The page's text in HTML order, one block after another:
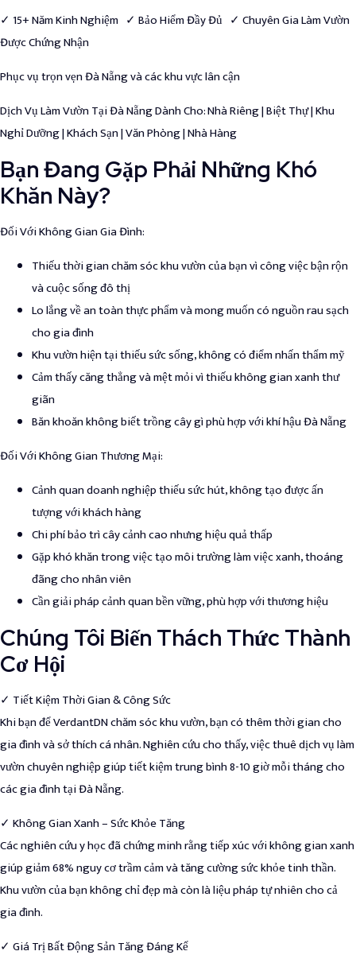
✓ 15+ Năm Kinh Nghiệm ✓ Bảo Hiểm Đầy Đủ ✓ Chuyên Gia Làm Vườn
Được Chứng Nhận
Phục vụ trọn vẹn Đà Nẵng và các khu vực lân cận
Dịch Vụ Làm Vườn Tại Đà Nẵng Dành Cho: Nhà Riêng | Biệt Thự | Khu
Nghỉ Dưỡng | Khách Sạn | Văn Phòng | Nhà Hàng
Bạn Đang Gặp Phải Những Khó
Khăn Này?
Đối Với Không Gian Gia Đình:
Thiếu thời gian chăm sóc khu vườn của bạn vì công việc bận rộn
và cuộc sống đô thị
Lo lắng về an toàn thực phẩm và mong muốn có nguồn rau sạch
cho gia đình
Khu vườn hiện tại thiếu sức sống, không có điểm nhấn thẩm mỹ
Cảm thấy căng thẳng và mệt mỏi vì thiếu không gian xanh thư
giãn
Băn khoăn không biết trồng cây gì phù hợp với khí hậu Đà Nẵng
Đối Với Không Gian Thương Mại:
Cảnh quan doanh nghiệp thiếu sức hút, không tạo được ấn
tượng với khách hàng
Chi phí bảo trì cây cảnh cao nhưng hiệu quả thấp
Gặp khó khăn trong việc tạo môi trường làm việc xanh, thoáng
đãng cho nhân viên
Cần giải pháp cảnh quan bền vững, phù hợp với thương hiệu
Chúng Tôi Biến Thách Thức Thành
Cơ Hội
✓ Tiết Kiệm Thời Gian & Công Sức
Khi bạn để VerdantDN chăm sóc khu vườn, bạn có thêm thời gian cho
gia đình và sở thích cá nhân. Nghiên cứu cho thấy, việc thuê dịch vụ làm
vườn chuyên nghiệp giúp tiết kiệm trung bình 8-10 giờ mỗi tháng cho
các gia đình tại Đà Nẵng.
✓ Không Gian Xanh – Sức Khỏe Tăng
Các nghiên cứu y học đã chứng minh rằng tiếp xúc với không gian xanh
giúp giảm 68% nguy cơ trầm cảm và tăng cường sức khỏe tinh thần.
Khu vườn của bạn không chỉ đẹp mà còn là liệu pháp tự nhiên cho cả
gia đình.
✓ Giá Trị Bất Động Sản Tăng Đáng Kể